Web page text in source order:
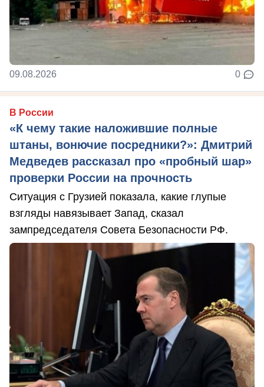
09.08.2026 0
В России
«К чему такие наложившие полные
штаны, вонючие посредники?»: Дмитрий
Медведев рассказал про «пробный шар»
проверки России на прочность
Ситуация с Грузией показала, какие глупые
взгляды навязывает Запад, сказал
зампредседателя Совета Безопасности РФ.